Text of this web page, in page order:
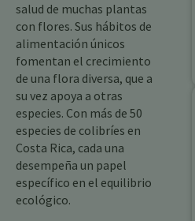
salud de muchas plantas
con flores. Sus hábitos de
alimentación únicos
fomentan el crecimiento
de una flora diversa, que a
su vez apoya a otras
especies. Con más de 50
especies de colibríes en
Costa Rica, cada una
desempeña un papel
específico en el equilibrio
ecológico.